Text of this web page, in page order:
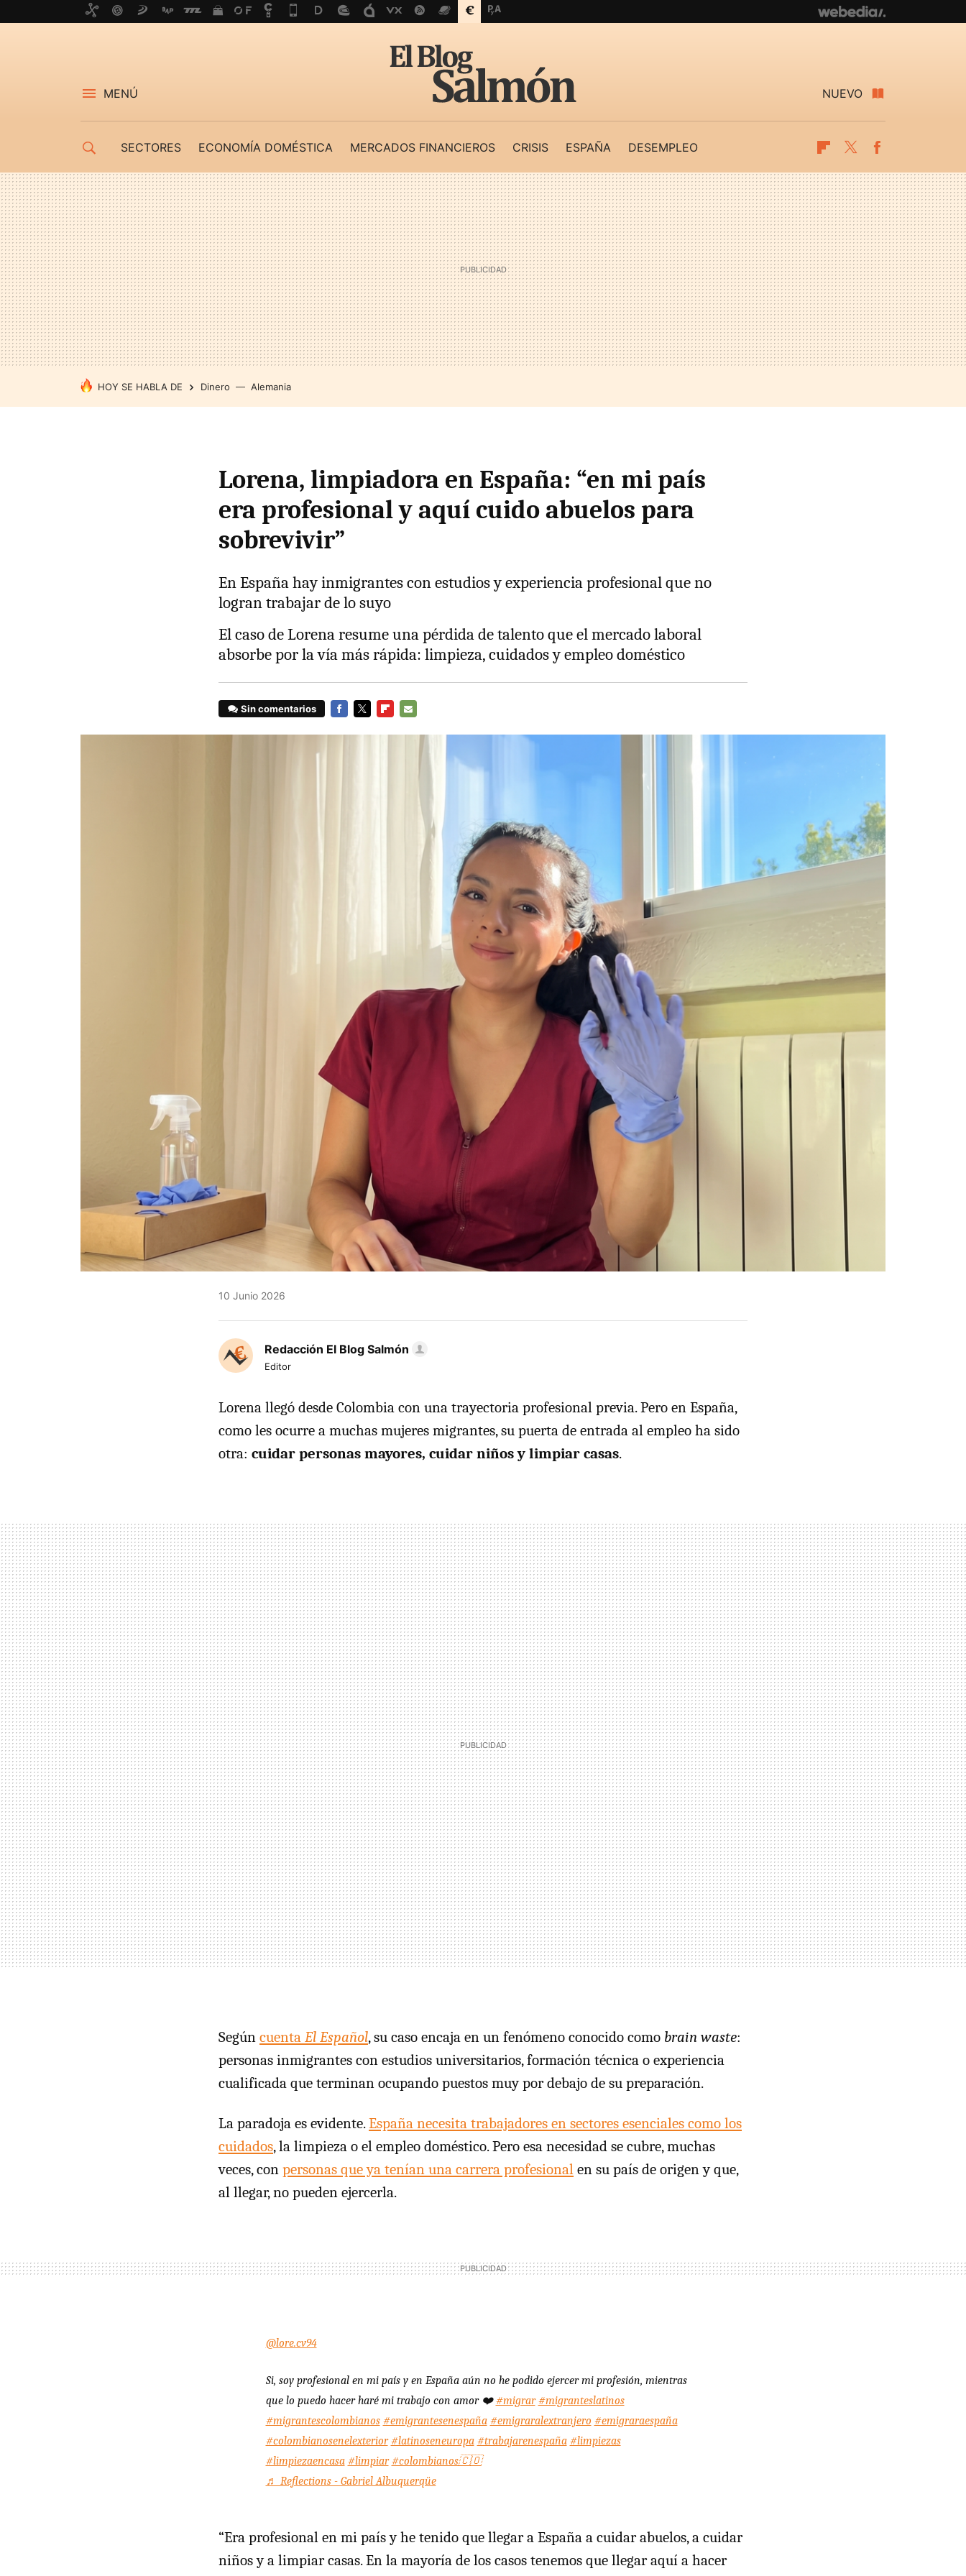
MENÚ NUEVO
SECTORES ECONOMÍA DOMÉSTICA MERCADOS FINANCIEROS CRISIS ESPAÑA DESEMPLEO Flipboard
Twitter
HOY SE HABLA DE Dinero Alemania
Lorena, limpiadora en España: “en mi país
era profesional y aquí cuido abuelos para
sobrevivir”
En España hay inmigrantes con estudios y experiencia profesional que no
logran trabajar de lo suyo
El caso de Lorena resume una pérdida de talento que el mercado laboral
absorbe por la vía más rápida: limpieza, cuidados y empleo doméstico
Sin comentarios
10 Junio 2026
Redacción El Blog Salmón
Editor
Lorena llegó desde Colombia con una trayectoria profesional previa. Pero en España,
como les ocurre a muchas mujeres migrantes, su puerta de entrada al empleo ha sido
otra: cuidar personas mayores, cuidar niños y limpiar casas.
Según cuenta El Español, su caso encaja en un fenómeno conocido como brain waste:
personas inmigrantes con estudios universitarios, formación técnica o experiencia
cualificada que terminan ocupando puestos muy por debajo de su preparación.
La paradoja es evidente.España necesita trabajadores en sectores esenciales como los
cuidados, la limpieza o el empleo doméstico. Pero esa necesidad se cubre, muchas
veces, con personas que ya tenían una carrera profesional en su país de origen y que,
al llegar, no pueden ejercerla.
@lore.cv94
Si, soy profesional en mi país y en España aún no he podido ejercer mi profesión, mientras
que lo puedo hacer haré mi trabajo con amor ❤️#migrar #migranteslatinos
#migrantescolombianos #emigrantesenespaña #emigraralextranjero #emigraraespaña
#colombianosenelexterior #latinoseneuropa #trabajarenespaña #limpiezas
#limpiezaencasa #limpiar #colombianos🇨🇴
♬ Reflections - Gabriel Albuquerqüe
“Era profesional en mi país y he tenido que llegar a España a cuidar abuelos, a cuidar
niños y a limpiar casas. En la mayoría de los casos tenemos que llegar aquí a hacer